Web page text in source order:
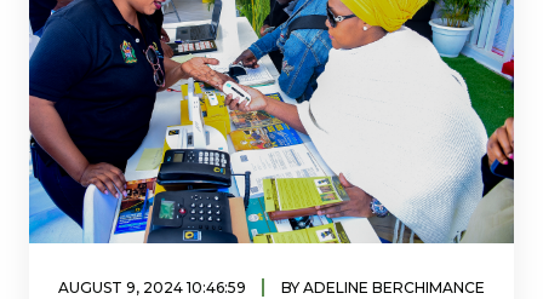
Julius K. Nyerere.
AUGUST 9, 2024 10:46:59 | BY ADELINE BERCHIMANCE